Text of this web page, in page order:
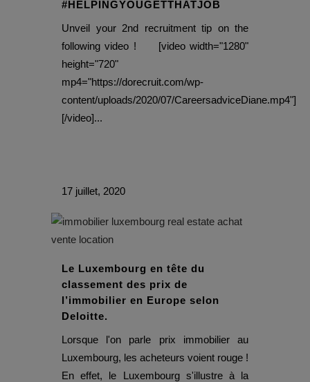
#HELPINGYOUGETTHATJOB
Unveil your 2nd recruitment tip on the
following video ! [video width="1280"
height="720"
mp4="https://dorecruit.com/wp-
content/uploads/2020/07/CareersadviceDiane.mp4"]
[/video]...
17 juillet, 2020
Le Luxembourg en tête du
classement des prix de
l’immobilier en Europe selon
Deloitte.
Lorsque l'on parle prix immobilier au
Luxembourg, les acheteurs voient rouge !
En effet, le Luxembourg s'illustre à la